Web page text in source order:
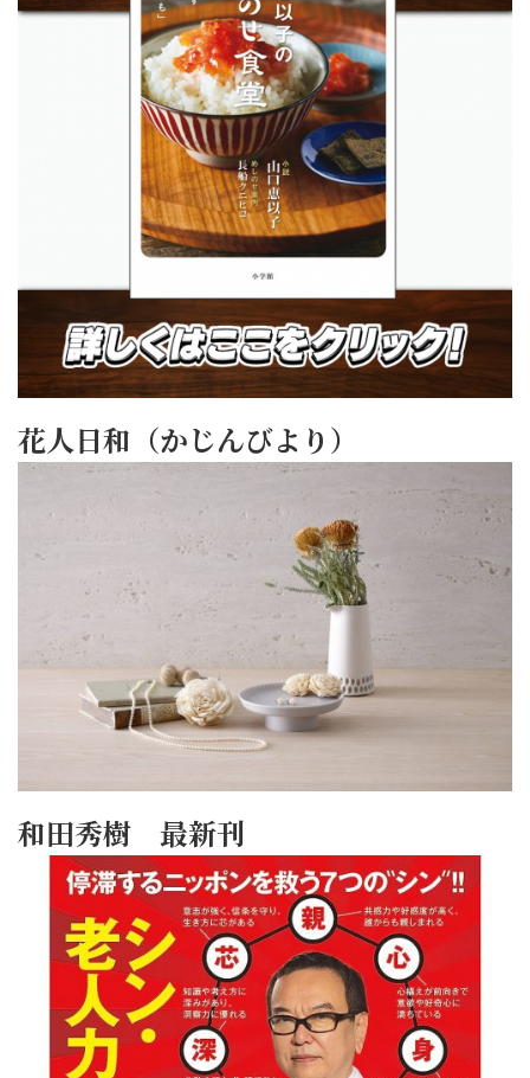
花人日和（かじんびより）
和田秀樹 最新刊